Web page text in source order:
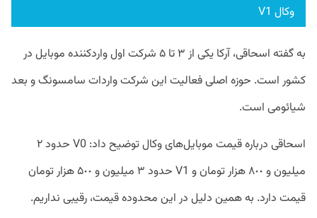
وکال V1
به گفته اسحاقی، آرکا یکی از ٣ تا ۵ شرکت اول واردکننده موبایل در
کشور است. حوزه اصلی فعالیت این شرکت واردات سامسونگ و بعد
شیائومی است.
اسحاقی درباره قیمت موبایل‌های وکال توضیح داد: V0 حدود ٢
میلیون و ٨٠٠ هزار تومان و V1 حدود ٣ میلیون و ۵٠٠ هزار تومان
قیمت دارد. به همین دلیل در این محدوده قیمت، رقیبی نداریم.